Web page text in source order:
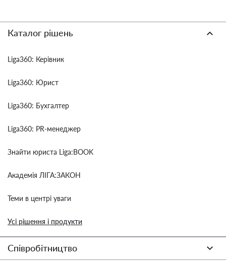
Каталог рішень
Liga360: Керівник
Liga360: Юрист
Liga360: Бухгалтер
Liga360: PR-менеджер
Знайти юриста Liga:BOOK
Академія ЛІГА:ЗАКОН
Теми в центрі уваги
Усі рішення і продукти
Співробітництво